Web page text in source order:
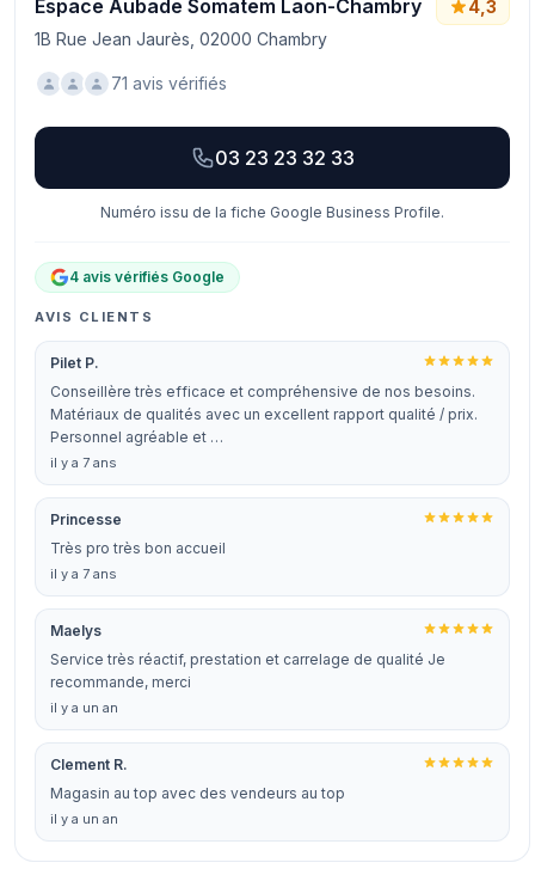
Espace Aubade Somatem Laon-Chambry
1B Rue Jean Jaurès, 02000 Chambry
4,3
71 avis vérifiés
03 23 23 32 33
Numéro issu de la fiche Google Business Profile.
4 avis vérifiés Google
AVIS CLIENTS
Pilet P.
Conseillère très efficace et compréhensive de nos besoins.
Matériaux de qualités avec un excellent rapport qualité / prix.
Personnel agréable et …
il y a 7 ans
Princesse
Très pro très bon accueil
il y a 7 ans
Maelys
Service très réactif, prestation et carrelage de qualité Je
recommande, merci
il y a un an
Clement R.
Magasin au top avec des vendeurs au top
il y a un an